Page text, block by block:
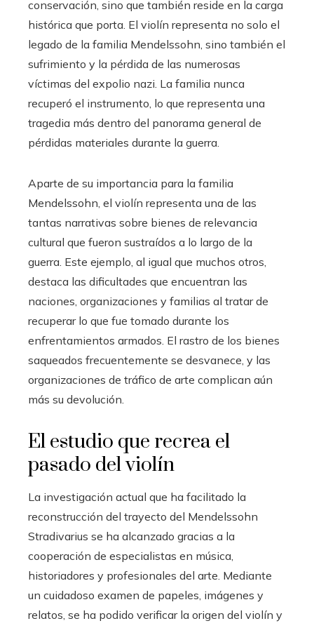
conservación, sino que también reside en la carga
histórica que porta. El violín representa no solo el
legado de la familia Mendelssohn, sino también el
sufrimiento y la pérdida de las numerosas
víctimas del expolio nazi. La familia nunca
recuperó el instrumento, lo que representa una
tragedia más dentro del panorama general de
pérdidas materiales durante la guerra.
Aparte de su importancia para la familia
Mendelssohn, el violín representa una de las
tantas narrativas sobre bienes de relevancia
cultural que fueron sustraídos a lo largo de la
guerra. Este ejemplo, al igual que muchos otros,
destaca las dificultades que encuentran las
naciones, organizaciones y familias al tratar de
recuperar lo que fue tomado durante los
enfrentamientos armados. El rastro de los bienes
saqueados frecuentemente se desvanece, y las
organizaciones de tráfico de arte complican aún
más su devolución.
El estudio que recrea el
pasado del violín
La investigación actual que ha facilitado la
reconstrucción del trayecto del Mendelssohn
Stradivarius se ha alcanzado gracias a la
cooperación de especialistas en música,
historiadores y profesionales del arte. Mediante
un cuidadoso examen de papeles, imágenes y
relatos, se ha podido verificar la origen del violín y